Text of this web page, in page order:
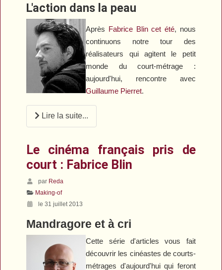
L'action dans la peau
Après Fabrice Blin cet été, nous
continuons notre tour des
réalisateurs qui agitent le petit
monde du court-métrage :
aujourd'hui, rencontre avec
Guillaume Pierret.
Lire la suite...
Le cinéma français pris de
court : Fabrice Blin
par Reda
Making-of
le 31 juillet 2013
Mandragore et à cri
Cette série d'articles vous fait
découvrir les cinéastes de courts-
métrages d'aujourd'hui qui feront